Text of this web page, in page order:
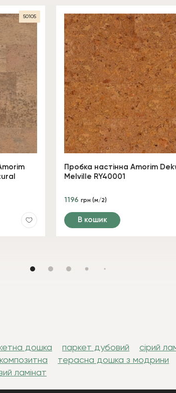
50105
Пробка настінна Amorim
Melville RY40001
1196 грн (м/2)
В кошик
дошка паркет дубовий сірий
терасна дошка з модрини
ламінат